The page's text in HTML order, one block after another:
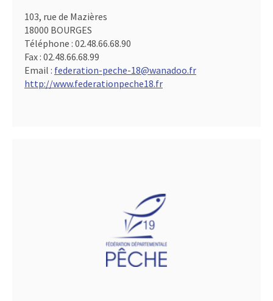
103, rue de Mazières
18000 BOURGES
Téléphone : 02.48.66.68.90
Fax : 02.48.66.68.99
Email : federation-peche-18@wanadoo.fr
http://www.federationpeche18.fr